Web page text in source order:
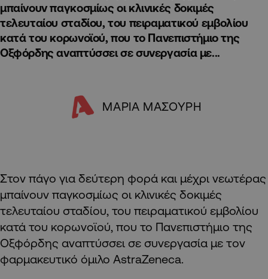
μπαίνουν παγκοσμίως οι κλινικές δοκιμές
τελευταίου σταδίου, του πειραματικού εμβολίου
κατά του κορωνοϊού, που το Πανεπιστήμιο της
Οξφόρδης αναπτύσσει σε συνεργασία με...
ΜΑΡΙΑ ΜΑΣΟΥΡΗ
Στον πάγο για δεύτερη φορά και μέχρι νεωτέρας
μπαίνουν παγκοσμίως οι κλινικές δοκιμές
τελευταίου σταδίου, του πειραματικού εμβολίου
κατά του κορωνοϊού, που το Πανεπιστήμιο της
Οξφόρδης αναπτύσσει σε συνεργασία με τoν
φαρμακευτικό όμιλο AstraZeneca.